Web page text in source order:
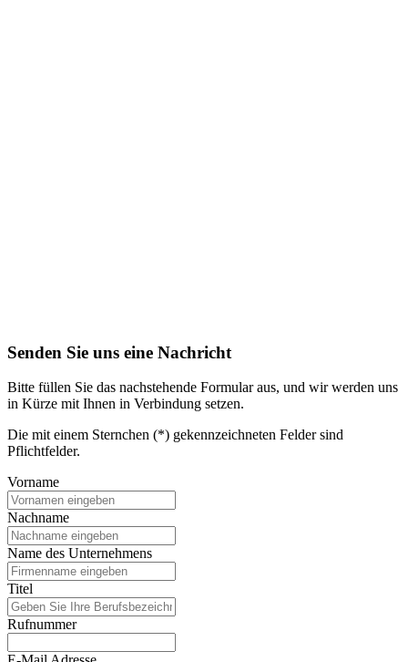
Senden Sie uns eine Nachricht
Bitte füllen Sie das nachstehende Formular aus, und wir werden uns
in Kürze mit Ihnen in Verbindung setzen.
Die mit einem Sternchen (*) gekennzeichneten Felder sind
Pflichtfelder.
Vorname
Nachname
Name des Unternehmens
Titel
Rufnummer